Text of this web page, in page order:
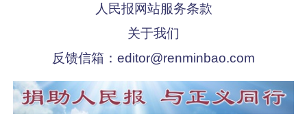
人民报网站服务条款
关于我们
反馈信箱： editor@renminbao.com